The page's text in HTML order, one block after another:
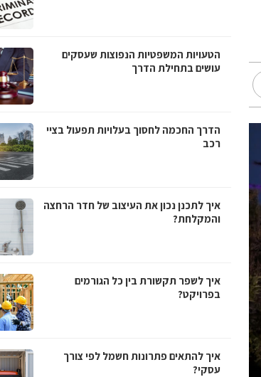
הטעויות המשפטיות הנפוצות שעסקים
עושים בתחילת הדרך
הדרך החכמה לחסוך בעלויות תפעול בציי
רכב
איך לתכנן נכון את העיצוב של חדר הרחצה
והמקלחת?
איך לשפר תקשורת בין כל הגורמים
בפרויקט?
איך להתאים פתרונות חשמל לפי צורך
עסקי?